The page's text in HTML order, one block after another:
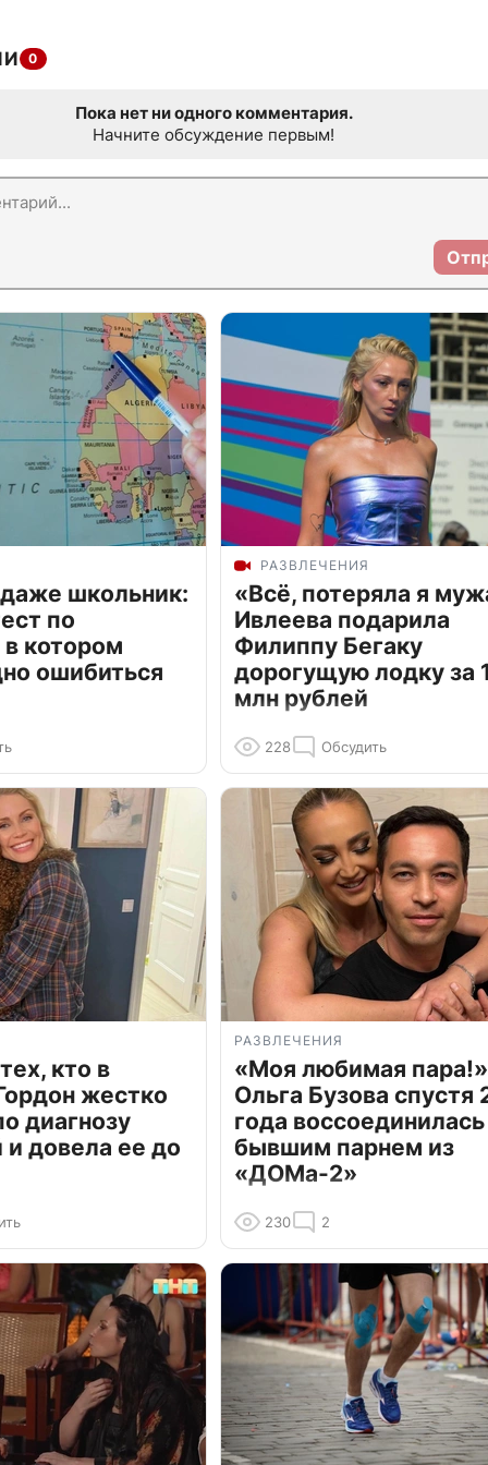
0
Пока нет ни одного комментария.
Начните обсуждение первым!
школьник:
по
котором
ошибиться
РАЗВЛЕЧЕНИЯ
«Всё, потеряла я
Ивлеева подарила
Филиппу Бегаку
дорогущую лодку за
млн рублей
228 Обсудить
кто в
жестко
диагнозу
довела ее до
РАЗВЛЕЧЕНИЯ
«Моя любимая
Ольга Бузова спустя
года
бывшим парнем из
«ДОМа-2»
230 2